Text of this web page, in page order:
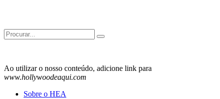
Search
for:
Ao utilizar o nosso conteúdo, adicione link para
www.hollywoodeaqui.com
Sobre o HEA